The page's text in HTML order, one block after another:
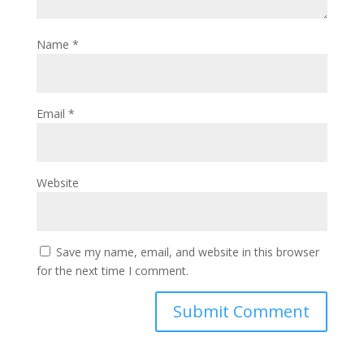
Name *
Email *
Website
Save my name, email, and website in this browser
for the next time I comment.